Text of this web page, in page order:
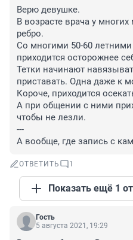
Верю девушке.
В возрасте врача у многих
ребро.
Со многими 50-60
приходится осторожнее
Тетки начинают
приставать. Одна даже к
Короче, приходится
А при общении с ними
чтобы не лезли.
---
А вообще, где запись с
ОТВЕТИТЬ 1
Показать ещё 1
Гость
5 августа 2021, 19:29